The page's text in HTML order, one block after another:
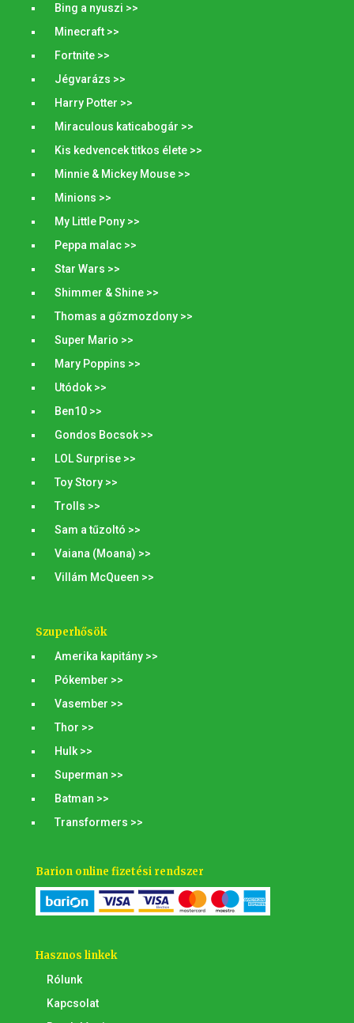
Bing a nyuszi >>
Minecraft >>
Fortnite >>
Jégvarázs >>
Harry Potter >>
Miraculous katicabogár >>
Kis kedvencek titkos élete >>
Minnie & Mickey Mouse >>
Minions >>
My Little Pony >>
Peppa malac >>
Star Wars >>
Shimmer & Shine >>
Thomas a gőzmozdony >>
Super Mario >>
Mary Poppins >>
Utódok >>
Ben10 >>
Gondos Bocsok >>
LOL Surprise >>
Toy Story >>
Trolls >>
Sam a tűzoltó >>
Vaiana (Moana) >>
Villám McQueen >>
Szuperhősök
Amerika kapitány >>
Pókember >>
Vasember >>
Thor >>
Hulk >>
Superman >>
Batman >>
Transformers >>
Barion online fizetési rendszer
Hasznos linkek
Rólunk
Kapcsolat